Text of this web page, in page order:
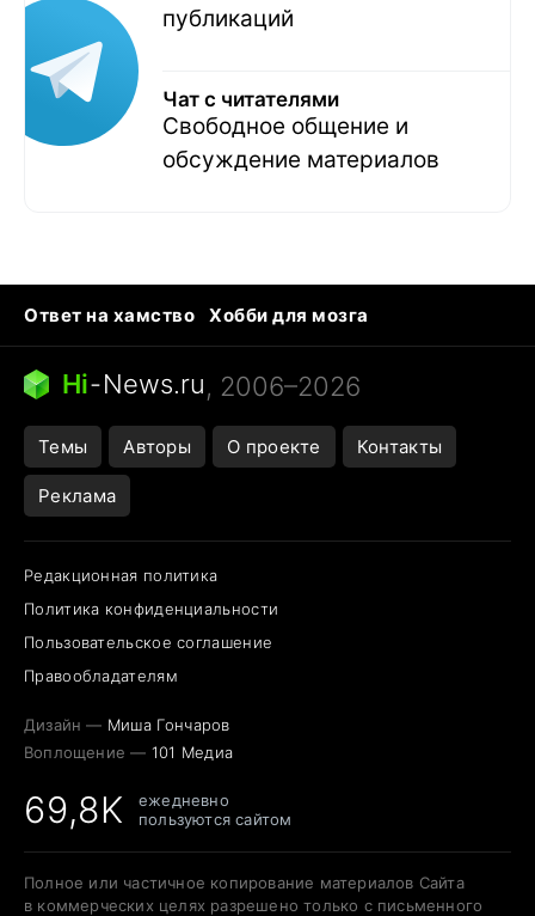
публикаций
Чат с читателями
Свободное общение и
обсуждение материалов
Ответ на хамство
Хобби для мозга
Бензин 100 vs 95
Тунцы в океанариуме
Следующая пандемия
Hi-News.ru, 2006–2026
Темы Авторы О проекте Контакты
Реклама
Редакционная политика
Политика конфиденциальности
Пользовательское соглашение
Правообладателям
Дизайн — Миша Гончаров
Воплощение — 101 Медиа
69,8K
ежедневно
пользуются сайтом
Полное или частичное копирование материалов Сайта
в коммерческих целях разрешено только с письменного